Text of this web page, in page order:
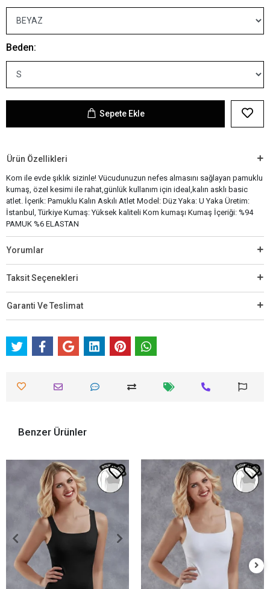
Beden:
Sepete Ekle
Ürün Özellikleri
Kom ile evde şıklık sizinle! Vücudunuzun nefes almasını sağlayan pamuklu
kumaş, özel kesimi ile rahat,günlük kullanım için ideal,kalın asklı basic
atlet. İçerik: Pamuklu Kalın Askılı Atlet Model: Düz Yaka: U Yaka Üretim:
İstanbul, Türkiye Kumaş: Yüksek kaliteli Kom kumaşı Kumaş İçeriği: %94
PAMUK %6 ELASTAN
Yorumlar
Taksit Seçenekleri
Garanti Ve Teslimat
Benzer Ürünler